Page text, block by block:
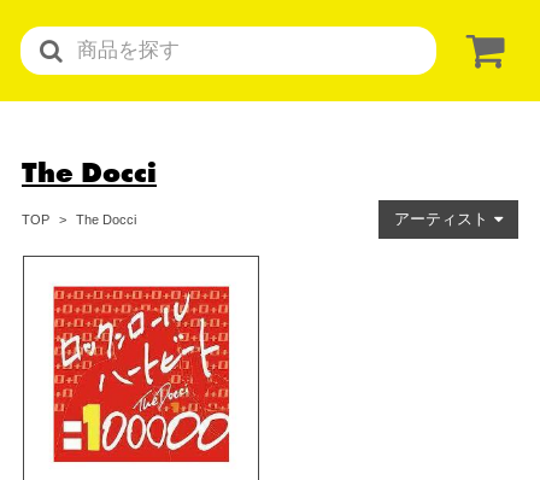
The Docci
TOP The Docci アーティスト